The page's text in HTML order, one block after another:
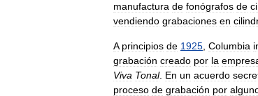
manufactura de fonógrafos de
vendiendo grabaciones en
A principios de 1925 Columbia
grabación creado por la
Viva Tonal. En un acuerdo
proceso de grabación por